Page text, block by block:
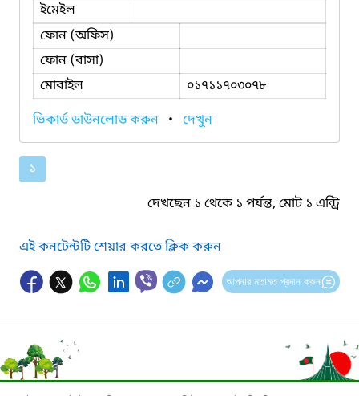
ইমেইল
ফোন (অফিস)
ফোন (বাসা)
মোবাইল
০১৭১১৭০৩০৭৮
ভিকার্ড ডাউনলোড করুন • দেখুন
১
দেখছেন ১ থেকে ১ পর্যন্ত, মোট ১ এন্ট্রি
এই কনটেন্টটি শেয়ার করতে ক্লিক করুন
আপনার মতামত প্রদান করুন